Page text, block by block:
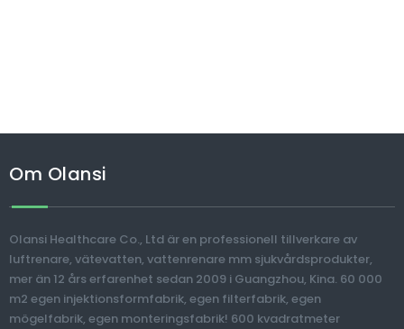
Om Olansi
Olansi Healthcare Co., Ltd är en professionell tillverkare av
luftrenare, vätevatten, vattenrenare mm sjukvårdsprodukter,
mer än 12 års erfarenhet sedan 2009 i Guangzhou, Kina. 60 000
m2 egen injektionsformfabrik, egen filterfabrik, egen
mögelfabrik, egen monteringsfabrik! 600 kvadratmeter